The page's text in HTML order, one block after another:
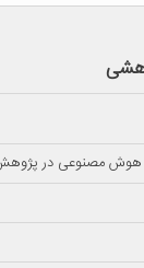
هوش مصنوعی در